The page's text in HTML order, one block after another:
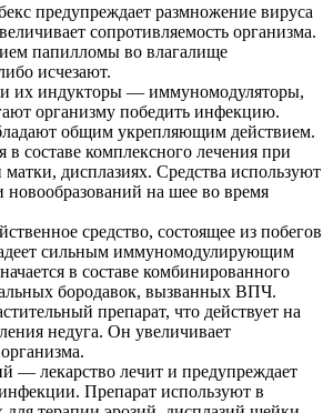
предупреждает размножение вируса
сопротивляемость организма.
папилломы во влагалище
исчезают.
их индукторы — иммуномодуляторы,
организму победить инфекцию.
общим укрепляющим действием.
в составе комплексного лечения при
дисплазиях. Средства используют
новообразований на шее во время
средство, состоящее из побегов
сильным иммуномодулирующим
в составе комбинированного
бородавок, вызванных ВПЧ.
препарат, что действует на
недуга. Он увеличивает
— лекарство лечит и предупреждает
Препарат используют в